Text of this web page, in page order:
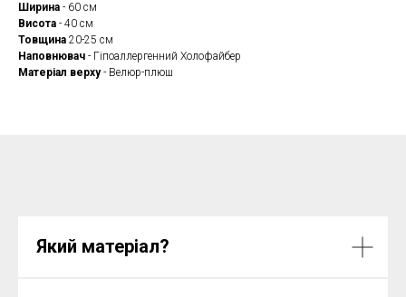
Ширина - 60 см
Висота - 40 см
Товщина 20-25 см
Наповнювач - Гіпоаллергенний Холофайбер
Матеріал верху- Велюр-плюш
Який матеріал?